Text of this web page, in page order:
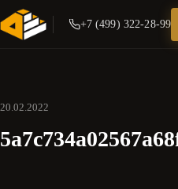
+7 (499) 322-28-99
20.02.2022